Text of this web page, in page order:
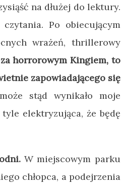
na dłużej do lektury.
Po obiecującym
wrażeń, thrillerowy
horrorowym Kingiem, to
zapowiadającego się
stąd wynikało moje
elektryzująca, że będę
W miejscowym parku
chłopca, a podejrzenia